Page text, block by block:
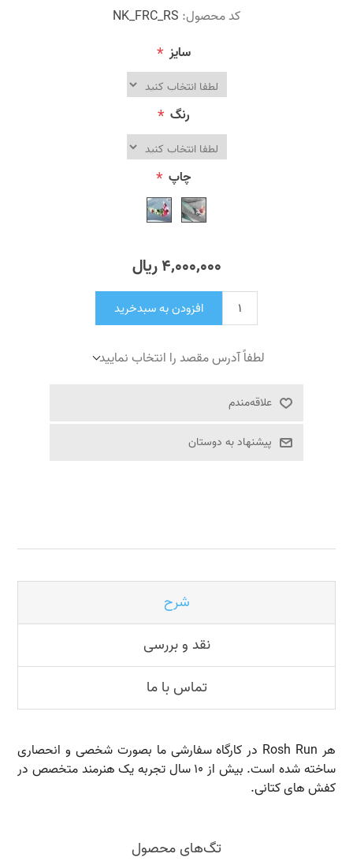
کد محصول: NK_FRC_RS
سایز *
رنگ *
چاپ *
4٬000٬000 ریال
افزودن به سبدخرید
لطفاً آدرس مقصد را انتخاب نمایید
علاقه‌مندم
پیشنهاد به دوستان
شرح
نقد و بررسی
تماس با ما
هر Rosh Run در کارگاه سفارشی ما بصورت شخصی و انحصاری
ساخته شده است. بیش از 10 سال تجربه یک هنرمند متخصص در
کفش های کتانی.
تگ‌های محصول